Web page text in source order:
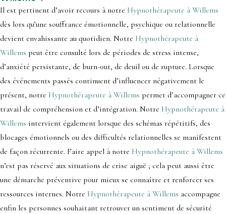
Il est pertinent d’avoir recours à notre Hypnothérapeute à Willems
dès lors qu’une souffrance émotionnelle, psychique ou relationnelle
devient envahissante au quotidien. Notre Hypnothérapeute à
Willems peut être consulté lors de périodes de stress intense,
d’anxiété persistante, de burn-out, de deuil ou de rupture. Lorsque
des événements passés continuent d’influencer négativement le
présent, notre Hypnothérapeute à Willems permet d’accompagner ce
travail de compréhension et d’intégration. Notre Hypnothérapeute à
Willems intervient également lorsque des schémas répétitifs, des
blocages émotionnels ou des difficultés relationnelles se manifestent
de façon récurrente. Faire appel à notre Hypnothérapeute à Willems
n’est pas réservé aux situations de crise aiguë ; cela peut aussi être
une démarche préventive pour mieux se connaître et renforcer ses
ressources internes. Notre Hypnothérapeute à Willems accompagne
enfin les personnes souhaitant retrouver un sentiment de sécurité